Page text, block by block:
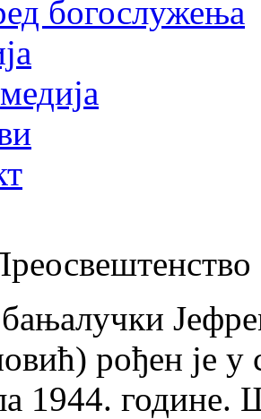
богослужења
рођен је у
1944. године.